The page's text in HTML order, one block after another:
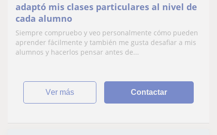
adaptó mis clases particulares al nivel de
cada alumno
Siempre compruebo y veo personalmente cómo pueden
aprender fácilmente y también me gusta desafiar a mis
alumnos y hacerlos pensar antes de...
ver más Contactar